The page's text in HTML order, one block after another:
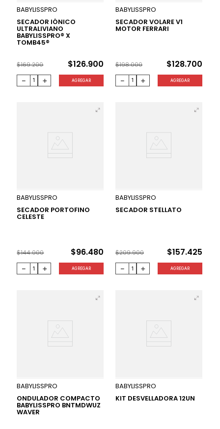
BABYLISSPRO
SECADOR IÓNICO
ULTRALIVIANO
BABYLISSPRO® X
TOMB45®
$169.200 $126.900
＋
－ AGREGAR
BABYLISSPRO
SECADOR VOLARE V1
MOTOR FERRARI
$198.000 $128.700
＋
－ AGREGAR
BABYLISSPRO
SECADOR PORTOFINO
CELESTE
$144.000 $96.480
＋
－ AGREGAR
BABYLISSPRO
SECADOR STELLATO
$209.900 $157.425
＋
－ AGREGAR
BABYLISSPRO
ONDULADOR COMPACTO
BABYLISSPRO BNTMDWUZ
WAVER
BABYLISSPRO
KIT DESVELLADORA 12UN